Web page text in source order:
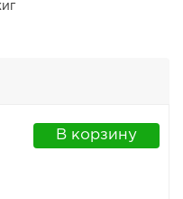
В корзину